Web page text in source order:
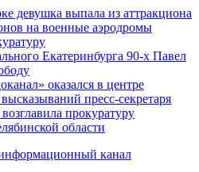
девушка выпала из аттракциона
на военные аэродромы
Екатеринбурга 90-х Павел
оказался в центре
пресс-секретаря
прокуратуру
области
канал